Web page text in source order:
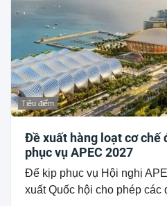
Tiêu điểm
Đề xuất hàng loạt cơ chế
phục vụ APEC 2027
Để kịp phục vụ Hội nghị
xuất Quốc hội cho phép các